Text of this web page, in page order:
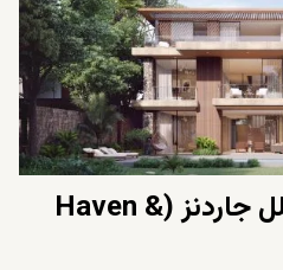
خطة الدفع لانماط فلل جاردنز (Haven &